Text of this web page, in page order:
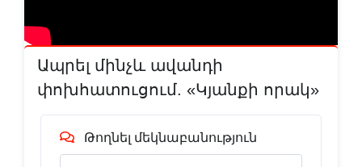
Ապրել մինչև ավանդի
փոխհատուցում. «Կյանքի որակ»
Թողնել մեկնաբանություն